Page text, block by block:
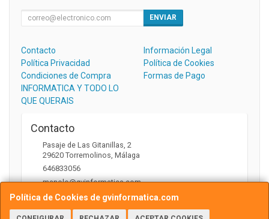
Política de Cookies de gvinformatica.com
ENVIAR
Contacto
Información Legal
Política Privacidad
Política de Cookies
Condiciones de Compra
Formas de Pago
INFORMATICA Y TODO LO
QUE QUERAIS
Contacto
Pasaje de Las Gitanillas, 2
29620 Torremolinos Málaga
646833056
manolo@gvinformatica.com